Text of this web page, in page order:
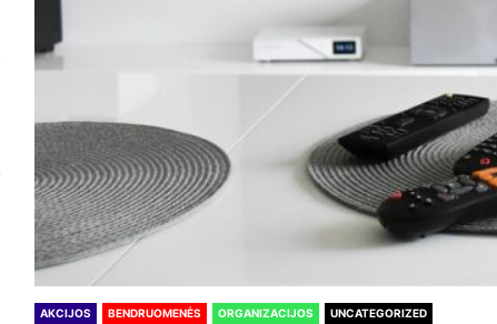
AKCIJOS BENDRUOMENĖS ORGANIZACIJOS UNCATEGORIZED